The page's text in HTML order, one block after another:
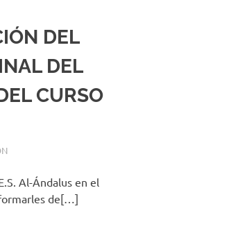
DEL
DEL
CURSO
Al-Ándalus en el
de[…]